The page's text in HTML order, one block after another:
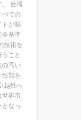
。 台湾
べての
トが精
全基準
技術を
こと
の高い
性能を
越性へ
世界市
なっ